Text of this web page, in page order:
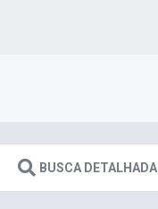
BUSCA DETALHADA